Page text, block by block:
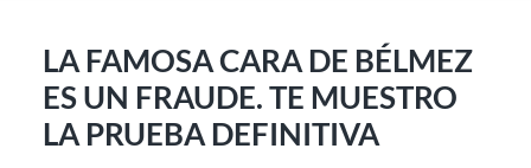
LA FAMOSA CARA DE BÉLMEZ
ES UN FRAUDE. TE MUESTRO
LA PRUEBA DEFINITIVA